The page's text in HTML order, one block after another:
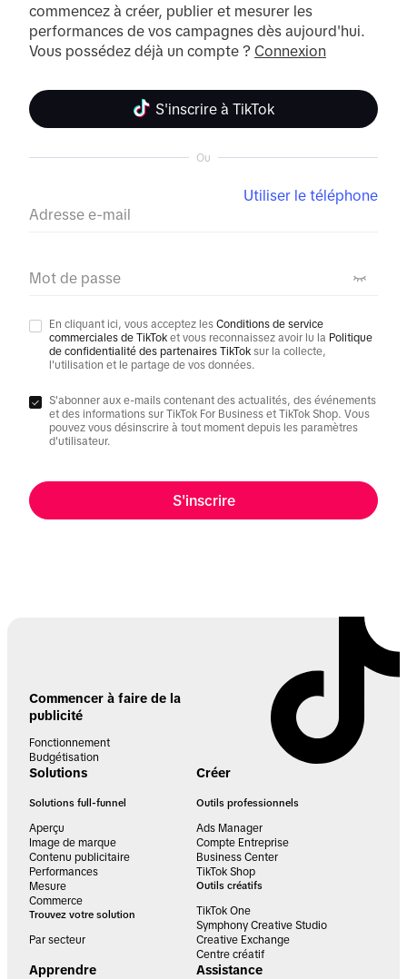
commencez à créer, publier et mesurer les
performances de vos campagnes dès aujourd'hui.
Vous possédez déjà un compte ? Connexion
S'inscrire à TikTok
Ou
Adresse e-mail
Utiliser le téléphone
Mot de passe
En cliquant ici, vous acceptez les Conditions de service
commerciales de TikTok et vous reconnaissez avoir lu la Politique
de confidentialité des partenaires TikTok sur la collecte,
l'utilisation et le partage de vos données.
S'abonner aux e-mails contenant des actualités, des événements
et des informations sur TikTok For Business et TikTok Shop. Vous
pouvez vous désinscrire à tout moment depuis les paramètres
d'utilisateur.
S'inscrire
Commencer à faire de la
publicité
Fonctionnement
Budgétisation
Solutions
Solutions full-funnel
Aperçu
Image de marque
Contenu publicitaire
Performances
Mesure
Commerce
Trouvez votre solution
Par secteur
Créer
Outils professionnels
Ads Manager
Compte Entreprise
Business Center
TikTok Shop
Outils créatifs
TikTok One
Symphony Creative Studio
Creative Exchange
Centre créatif
Apprendre Assistance